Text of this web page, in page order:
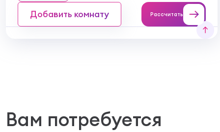
Добавить комнату Рассчитать
Вам потребуется